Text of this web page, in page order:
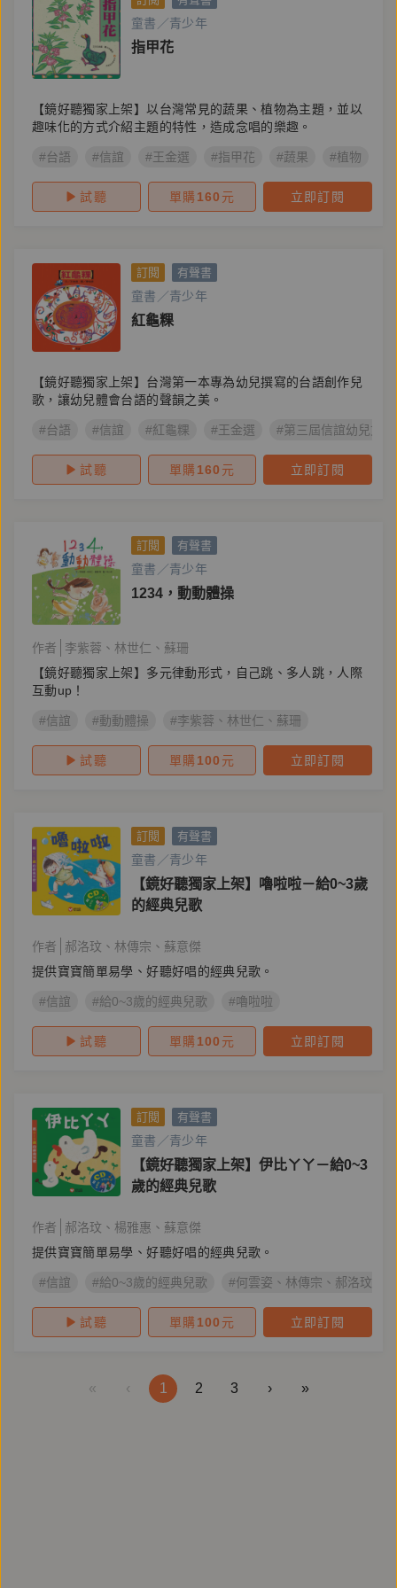
童書／青少年
指甲花
【鏡好聽獨家上架】以台灣常見的蔬果、植物為主題，並以
趣味化的方式介紹主題的特性，造成念唱的樂趣。
#台語 #信誼 #王金選 #指甲花 #蔬果 #植物
試聽 單購160 元 立即訂閱
訂閱 有聲書
童書／青少年
紅龜粿
【鏡好聽獨家上架】台灣第一本專為幼兒撰寫的台語創作兒
歌，讓幼兒體會台語的聲韻之美。
#台語 #信誼 #紅龜粿 #王金選 #第三屆信誼幼兒文
試聽 單購160 元 立即訂閱
訂閱 有聲書
童書／青少年
1234，動動體操
作者 李紫蓉 林世仁
蘇珊
【鏡好聽獨家上架】多元律動形式，自己跳、多人跳，人際
互動up！
#信誼 #動動體操 #李紫蓉、林世仁、蘇珊
試聽 單購100 元 立即訂閱
訂閱 有聲書
童書／青少年
【鏡好聽獨家上架】嚕啦啦－給0~3歲
的經典兒歌
作者 郝洛玟 林傳宗
蘇意傑
提供寶寶簡單易學、好聽好唱的經典兒歌。
#信誼 #給0~3歲的經典兒歌 #嚕啦啦
試聽 單購100 元 立即訂閱
訂閱 有聲書
童書／青少年
【鏡好聽獨家上架】伊比ㄚㄚ－給0~3
歲的經典兒歌
作者 郝洛玟 楊雅惠
蘇意傑
提供寶寶簡單易學、好聽好唱的經典兒歌。
#信誼 #給0~3歲的經典兒歌 #何雲姿、林傳宗、郝洛玟、
試聽 單購100 元 立即訂閱
« ‹ 1 2 3 › »